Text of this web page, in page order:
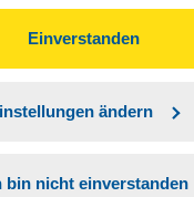
Indem Sie auf
von Cookies,
Einverstanden
ändern
bin nicht einverstanden
rundum gut beraten